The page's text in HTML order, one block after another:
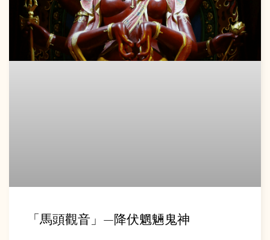
「馬頭觀音」—降伏魍魎鬼神